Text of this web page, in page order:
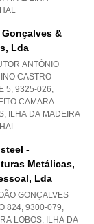
&
Lda
ANTÓNIO
CASTRO
5, 9325-026,
CAMARA
, ILHA DA MADEIRA
-
Metálicas,
Lda
GONÇALVES
824, 9300-079,
LOBOS, ILHA DA